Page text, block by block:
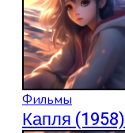
Фильмы
Капля (1958)